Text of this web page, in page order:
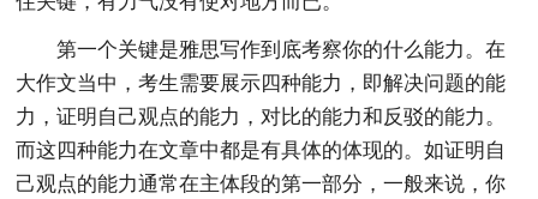
第一个关键是雅思写作到底考察你的什么能力。在
大作文当中，考生需要展示四种能力，即解决问题的能
力，证明自己观点的能力，对比的能力和反驳的能力。
而这四种能力在文章中都是有具体的体现的。如证明自
己观点的能力通常在主体段的第一部分，一般来说，你